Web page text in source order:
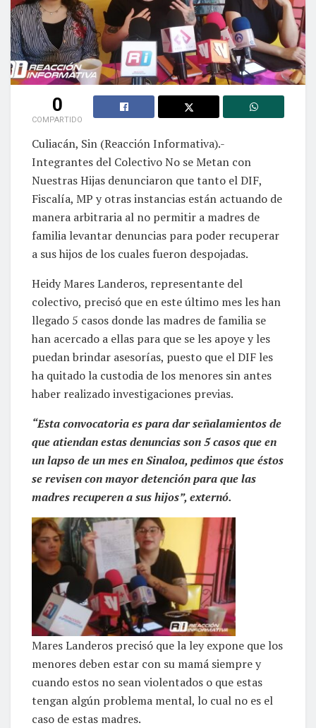
0
COMPARTIDO
Culiacán, Sin (Reacción Informativa).-
Integrantes del Colectivo No se Metan con
Nuestras Hijas denunciaron que tanto el DIF,
Fiscalía, MP y otras instancias están actuando de
manera arbitraria al no permitir a madres de
familia levantar denuncias para poder recuperar
a sus hijos de los cuales fueron despojadas.
Heidy Mares Landeros, representante del
colectivo, precisó que en este último mes les han
llegado 5 casos donde las madres de familia se
han acercado a ellas para que se les apoye y les
puedan brindar asesorías, puesto que el DIF les
ha quitado la custodia de los menores sin antes
haber realizado investigaciones previas.
“Esta convocatoria es para dar señalamientos de
que atiendan estas denuncias son 5 casos que en
un lapso de un mes en Sinaloa, pedimos que éstos
se revisen con mayor detención para que las
madres recuperen a sus hijos”, externó.
Mares Landeros precisó que la ley expone que los
menores deben estar con su mamá siempre y
cuando estos no sean violentados o que estas
tengan algún problema mental, lo cual no es el
caso de estas madres.